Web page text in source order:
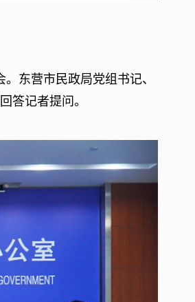
东营市民政局党组书记、
答记者提问。